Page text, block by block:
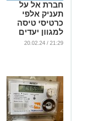
חברת אל על
תעניק אלפי
כרטיסי טיסה
למגוון יעדים
למשרתי
21:29 / 20.02.24